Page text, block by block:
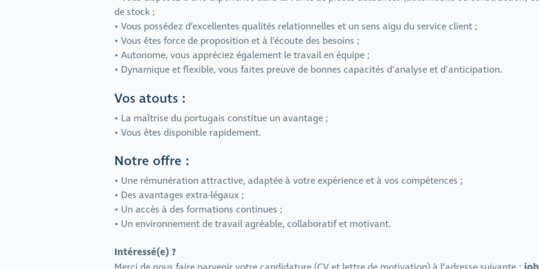
de stock ;
• Vous possédez d’excellentes qualités relationnelles et un sens aigu du service client ;
• Vous êtes force de proposition et à l’écoute des besoins ;
• Autonome, vous appréciez également le travail en équipe ;
• Dynamique et flexible, vous faites preuve de bonnes capacités d’analyse et d’anticipation.
Vos atouts :
• La maîtrise du portugais constitue un avantage ;
• Vous êtes disponible rapidement.
Notre offre :
• Une rémunération attractive, adaptée à votre expérience et à vos compétences ;
• Des avantages extra-légaux ;
• Un accès à des formations continues ;
• Un environnement de travail agréable, collaboratif et motivant.
Intéressé(e) ?